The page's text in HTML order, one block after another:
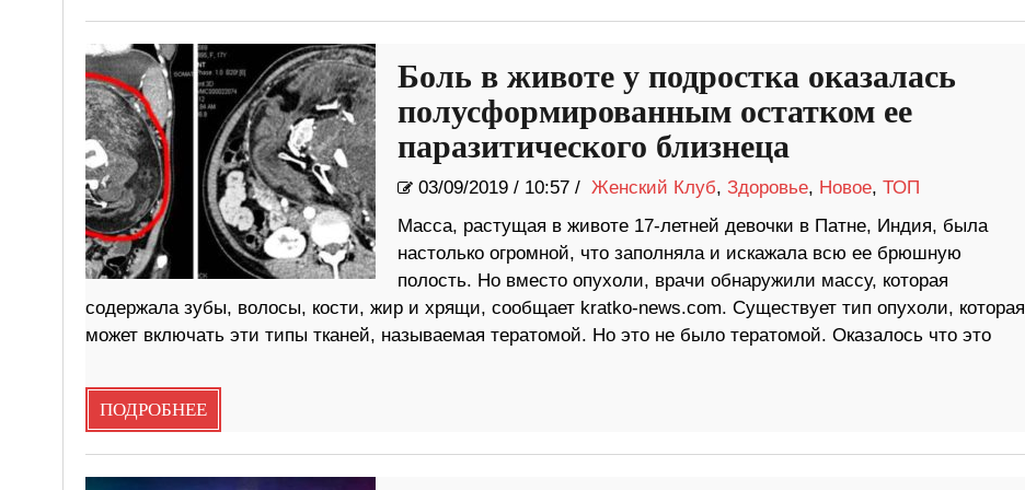
Боль в животе у подростка оказалась
полусформированным остатком ее
паразитического близнеца
03/09/2019/ 10:57 / Женский Клуб, Здоровье, Новое, ТОП
Масса, растущая в животе 17-летней девочки в Патне, Индия, была
настолько огромной, что заполняла и искажала всю ее брюшную
полость. Но вместо опухоли, врачи обнаружили массу, которая
содержала зубы, волосы, кости, жир и хрящи, сообщает kratko-news.com. Существует тип опухоли, которая
может включать эти типы тканей, называемая тератомой. Но это не было тератомой. Оказалось что это
ПОДРОБНЕЕ